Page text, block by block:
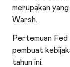
merupakan
Warsh.
Pertemuan Fed
pembuat
tahun ini.